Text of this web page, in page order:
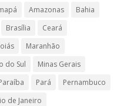
Amazonas
Bahia
Brasília
Ceará
Maranhão
do Sul
Minas Gerais
Pará
Pernambuco
de Janeiro